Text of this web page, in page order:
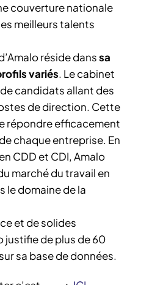
couverture nationale
meilleurs talents
réside danssa
variés. Le cabinet
candidats allant des
de direction. Cette
répondre efficacement
chaque entreprise. En
CDD et CDI, Amalo
marché du travail en
le domaine de la
et de solides
justifie de plus de 60
sa base de données.